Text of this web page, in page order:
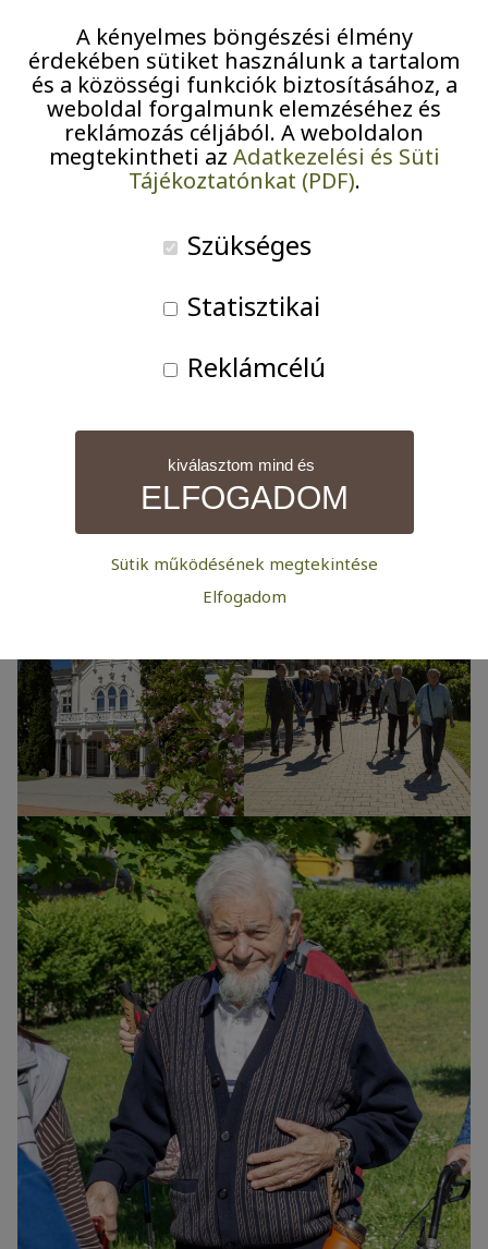
Rigó Sándor (innentől: Rigó bácsi) csepeli lakónk fia (ifj.
sikeres klasszikus szaxofonművész, jelenleg a Bécsi
Rigó bácsi bakancslistás kívánsága tehát egyértelmű,
de annál szívszorítóbb: újból hallani fiát élőben
A kényelmes böngészési élmény
érdekében sütiket használunk a tartalom
és a közösségi funkciók biztosításához, a
weboldal forgalmunk elemzéséhez és
reklámozás céljából. A weboldalon
megtekintheti az Adatkezelési és Süti
Tájékoztatónkat (PDF).
Szükséges
Statisztikai
Reklámcélú
kiválasztom mind és
ELFOGADOM
Statisztikai:
A weboldal statisztikáinak elemzésével tudjuk
weboldalunkat hatékonyabbá tenni, hogy a lehető
legmagasabb felhasználói élményt nyújtsuk kedves
látogatóinknak. Ezért gyűjtünk statisztikai adatokat a
Google Analytics segítségével, amely kizárólag az IP
címeket tárolja a személyes adatok közül.
Reklámcélú:
Azért települnek ezek a sütik, hogy a felhasználót
számára egyedi, releváns, érdeklődési körébe tartozó
reklámajánlatokkal tudjuk megcélozni.
Sütik működésének megtekintése
Elfogadom